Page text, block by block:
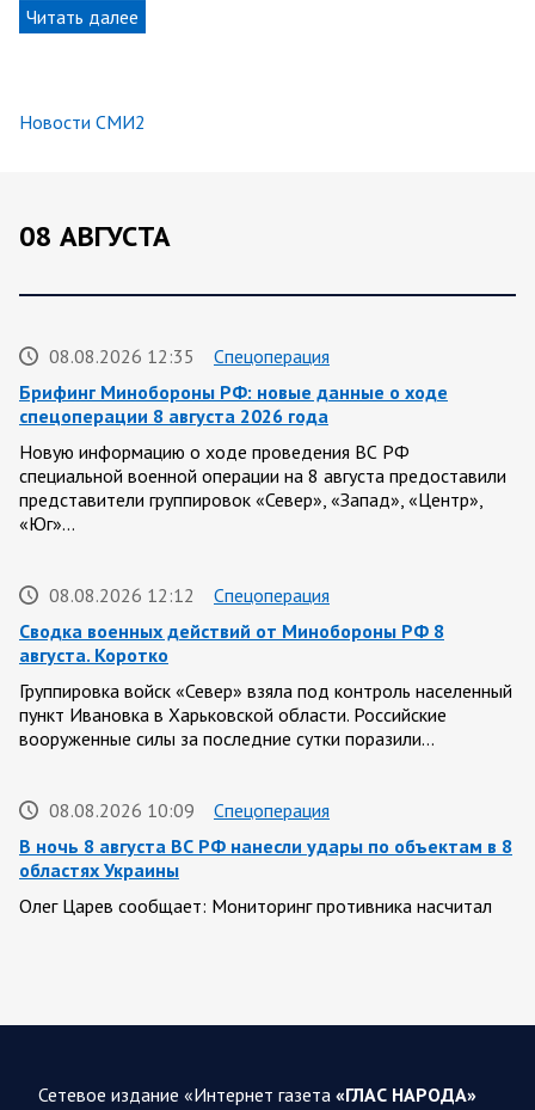
Читать далее
Новости СМИ2
08 АВГУСТА
08.08.2026 12:35
Спецоперация
Брифинг Минобороны РФ: новые данные о ходе
спецоперации 8 августа 2026 года
Новую информацию о ходе проведения ВС РФ
специальной военной операции на 8 августа предоставили
представители группировок «Север», «Запад», «Центр»,
«Юг»…
08.08.2026 12:12
Спецоперация
Сводка военных действий от Минобороны РФ 8
августа. Коротко
Группировка войск «Север» взяла под контроль населенный
пункт Ивановка в Харьковской области. Российские
вооруженные силы за последние сутки поразили…
08.08.2026 10:09
Спецоперация
В ночь 8 августа ВС РФ нанесли удары по объектам в 8
областях Украины
Олег Царев сообщает: Мониторинг противника насчитал
08.08.2026 10:05
Спецоперация
397 украинских БПЛА сбито ПВО ночью над 15 субъектами
Сетевое издание «Интернет газета «ГЛАС НАРОДА»